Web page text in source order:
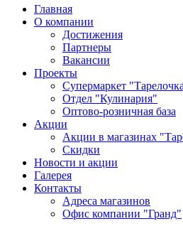
Главная
О компании
Достижения
Партнеры
Вакансии
Проекты
Супермаркет
Отдел "Кулинария"
Оптово-розничная база
Акции
Акции в магазинах
Скидки
Новости и акции
Галерея
Контакты
Адреса магазинов
Офис компании "Гранд"